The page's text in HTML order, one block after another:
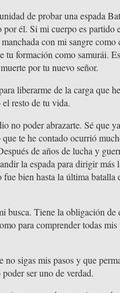
de probar una espada
él. Si mi cuerpo es
con mi sangre
tu formación como samurái.
por tu nuevo señor.
liberarme de la carga que
resto de tu vida.
no poder abrazarte. Sé que
te he contado ocurrió
de años de lucha y
la espada para dirigir más
bien hasta la última
busca. Tiene la obligación de
para comprender todas
no sigas mis pasos y que
ser uno de verdad.